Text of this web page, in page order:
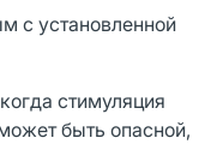
с установленной
стимуляция
быть опасной,